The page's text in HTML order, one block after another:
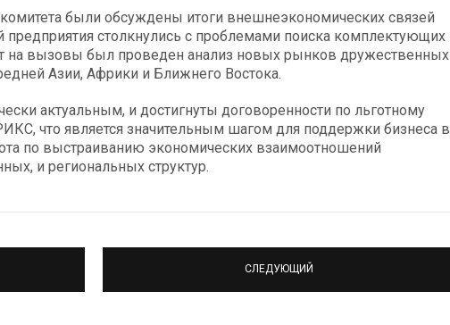
были обсуждены итоги внешнеэкономических связей
предприятия столкнулись с проблемами поиска комплектующих
на вызовы был проведен анализ новых рынков дружественных
Азии, Африки и Ближнего Востока.
актуальным, и достигнуты договоренности по льготному
что является значительным шагом для поддержки бизнеса в
по выстраиванию экономических взаимоотношений
и региональных структур.
СЛЕДУЮЩИЙ